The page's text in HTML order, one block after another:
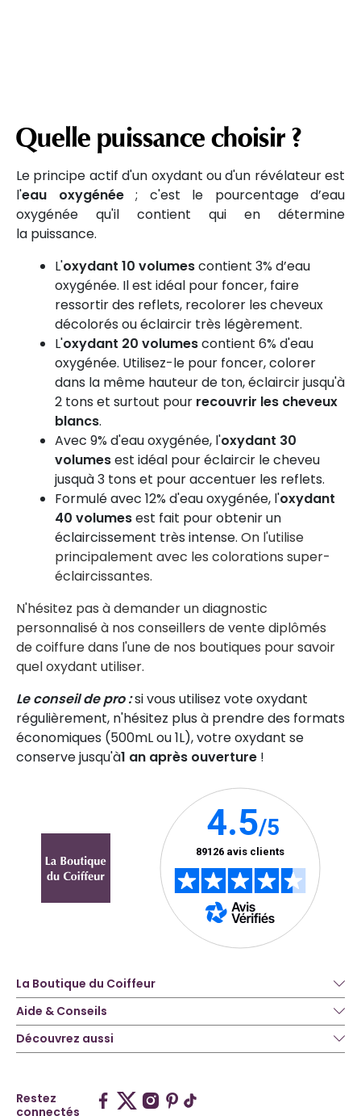
Quelle puissance choisir ?
Le principe actif d'un oxydant ou d'un révélateur est
l'eau oxygénée; c'est le pourcentage d’eau
oxygénée qu'il contient qui en détermine
la puissance.
L'oxydant 10 volumescontient 3% d’eau
oxygénée. Il est idéal pour foncer, faire
ressortir des reflets, recolorer les cheveux
décolorés ou éclaircir très légèrement.
L'oxydant 20 volumescontient 6% d'eau
oxygénée. Utilisez-le pour foncer, colorer
dans la même hauteur de ton, éclaircir jusqu'à
2 tons et surtout pour recouvrir les cheveux
blancs.
Avec 9% d'eau oxygénée, l'oxydant 30
volumesest idéal pour éclaircir le cheveu
jusquà 3 tons et pour accentuer les reflets.
Formulé avec 12% d'eau oxygénée, l'oxydant
40 volumesest fait pour obtenir un
éclaircissement très intense. On l'utilise
principalement avec les colorations super-
éclaircissantes.
N'hésitez pas à demander un diagnostic
personnalisé à nos conseillers de vente diplômés
de coiffure dans l'une de nos boutiques pour savoir
quel oxydant utiliser.
Le conseil de pro :si vous utilisez vote oxydant
régulièrement, n'hésitez plus à prendre des formats
économiques (500mL ou 1L), votre oxydant se
conserve jusqu'à1 an après ouverture !
La Boutique du Coiffeur
Aide & Conseils
Découvrez aussi
Restez
connectés